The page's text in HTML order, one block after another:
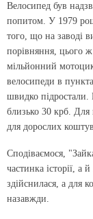
Велосипед був
попитом. У 1979
того, що на заводі
порівняння, цього ж
мільйонний
велосипеди в
швидко підростали.
близько 30 крб.
для дорослих
Сподіваємося,
частинка історії, а
здійснилася, а для
назавжди.